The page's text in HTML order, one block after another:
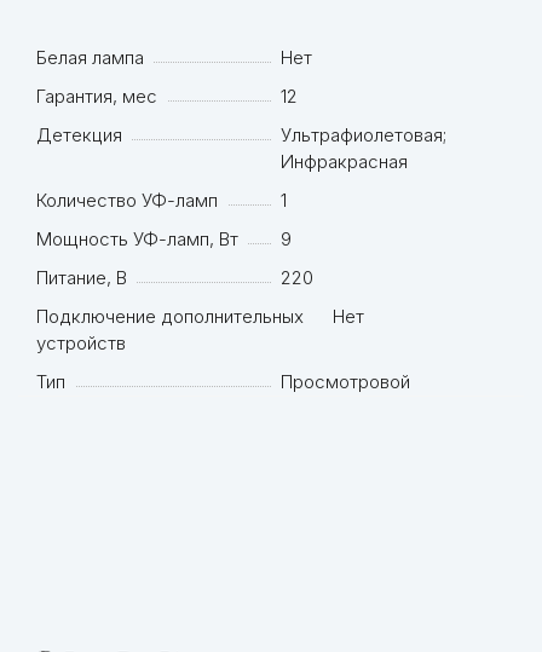
Белая лампа
Нет
Гарантия, мес
12
Детекция
Ультрафиолетовая;
Инфракрасная
Количество УФ-ламп
1
Мощность УФ-ламп, Вт
9
Питание, В
220
Подключение дополнительных
устройств
Нет
Тип Просмотровой